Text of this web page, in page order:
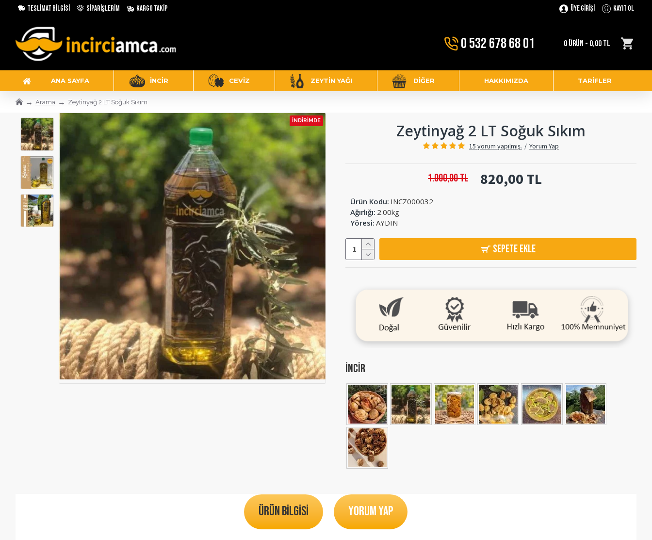
Teslimat Bilgisi Siparişlerim Kargo Takip Üye Girişi Kayıt Ol
0 532 678 68 01 0 ÜRÜN - 0,00 TL
ANA SAYFA İNCIR CEVIZ ZEYTIN YAĞI DIĞER HAKKIMIZDA TARIFLER
Arama Zeytinyağ 2 LT Soğuk Sıkım
İNDIRIMDE
Zeytinyağ 2 LT Soğuk Sıkım
Ürün Kodu: INCZ000032
Ağırlığı: 2.00kg
Yöresi: AYDIN
15 yorum yapılmış. / Yorum Yap
820,00 TL
1.000,00 TL
SEPETE EKLE
incir
ÜRÜN BILGISI YORUM YAP